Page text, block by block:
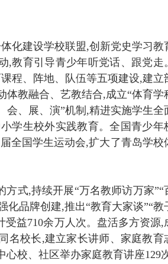
化建设学校联盟,创新党史学习教
,教育引导青少年听党话、跟党走。
程、阵地、队伍等五项建设,建立
体教融合、艺教结合,成立“体育学
会、展、演”机制,精进实施学生全
学生校外实践教育。全国青少年
全国学生运动会,扩大了青岛学校
式,持续开展“万名教师访万家”“
化品牌创建,推出“教育大家谈”“教
受益710余万人次。盘活多方资源,
名校长,建立家长讲师、家庭教育
心校、社区举办家庭教育讲座129